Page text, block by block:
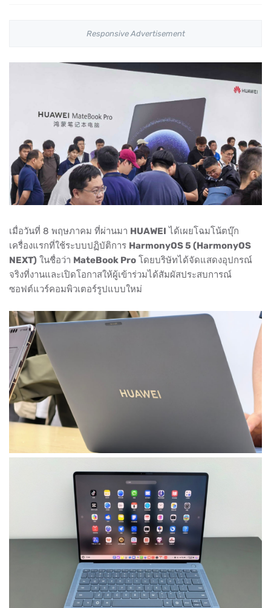
Responsive Advertisement
เมื่อวันที่ 8 พฤษภาคม ที่ผ่านมา HUAWEI ได้เผยโฉมโน้ตบุ๊ก
เครื่องแรกที่ใช้ระบบปฏิบัติการ HarmonyOS 5 (HarmonyOS
NEXT) ในชื่อว่า MateBook Pro โดยบริษัทได้จัดแสดงอุปกรณ์
จริงที่งานและเปิดโอกาสให้ผู้เข้าร่วมได้สัมผัสประสบการณ์
ซอฟต์แวร์คอมพิวเตอร์รูปแบบใหม่